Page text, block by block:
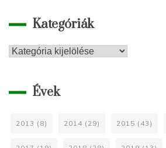
Kategóriák
Kategóriák
Évek
2013 (8) 2014 (29) 2015 (43)